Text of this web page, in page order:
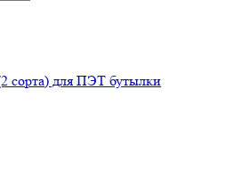
сорта) для ПЭТ бутылки